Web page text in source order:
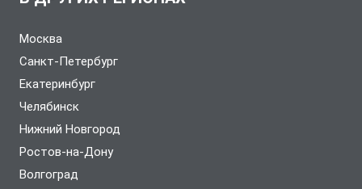
Москва
Санкт-Петербург
Екатеринбург
Челябинск
Нижний Новгород
Ростов-на-Дону
Волгоград